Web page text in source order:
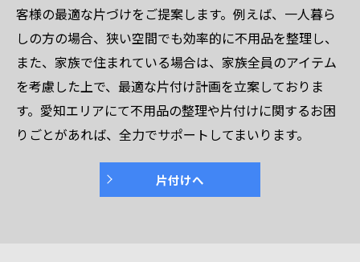
客様の最適な片づけをご提案します。例えば、一人暮ら
しの方の場合、狭い空間でも効率的に不用品を整理し、
また、家族で住まれている場合は、家族全員のアイテム
を考慮した上で、最適な片付け計画を立案しておりま
す。愛知エリアにて不用品の整理や片付けに関するお困
りごとがあれば、全力でサポートしてまいります。
片付けへ